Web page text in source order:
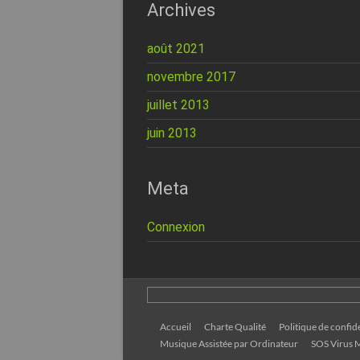
Archives
août 2021
novembre 2017
juillet 2013
juin 2013
Meta
Connexion
Accueil Charte Qualité Politique de
Musique Assistée par Ordinateur
SOS Virus